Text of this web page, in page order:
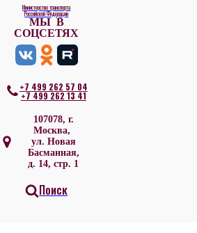
Министерство транспорта
Российской Федерации
МЫ В
СОЦСЕТЯХ
+7 499 262 57 04
+7 499 262 13 41
107078, г.
Москва,
ул. Новая
Басманная,
д. 14, стр. 1
Поиск